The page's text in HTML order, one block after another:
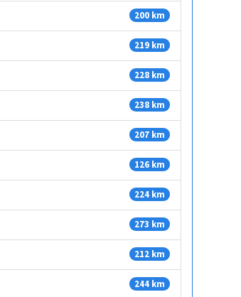
200 km
219 km
228 km
238 km
207 km
126 km
224 km
273 km
212 km
244 km